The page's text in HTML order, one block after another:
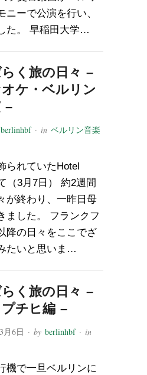
ニーで公演を行い、
た。 早稲田大学…
らく旅の日々 –
ケ・ベルリン
–
berlinhbf· in ベルリン音楽
られていたHotel
（3月7日） 約2週間
が終わり、一昨日母
ました。 フランクフ
降の日々をここでざ
たいと思いま…
らく旅の日々 –
チヒ編 –
月6日 · byberlinhbf· in
機で一旦ベルリンに